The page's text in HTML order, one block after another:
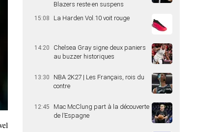
Blazers reste en suspens
15:08 La Harden Vol.10 voit rouge
14:20
Chelsea Gray signe deux paniers
au buzzer historiques
13:30
NBA 2K27 | Les Français, rois du
contre
12:45
Mac McClung part à la découverte
de l’Espagne